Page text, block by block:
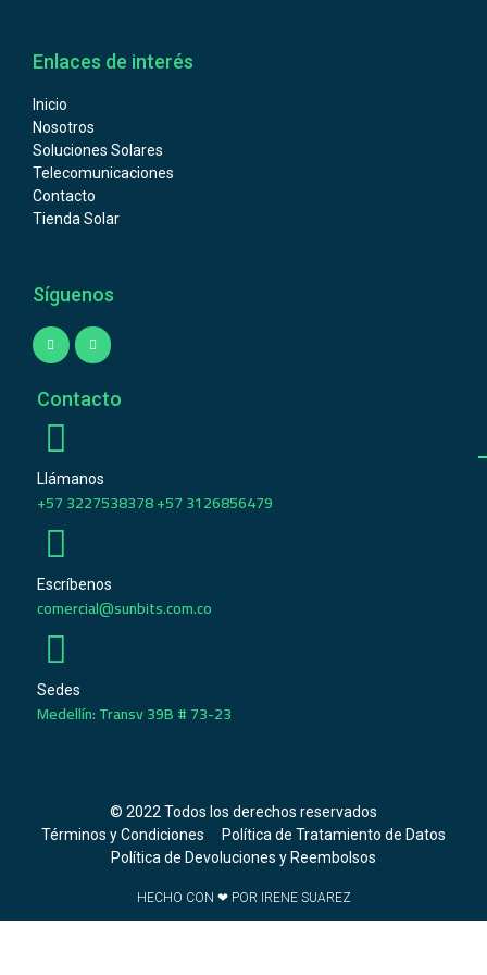
Enlaces de interés
Inicio
Nosotros
Soluciones Solares
Telecomunicaciones
Contacto
Tienda Solar
Síguenos
Contacto
Llámanos
+57 3227538378 +57 3126856479
Escríbenos
comercial@sunbits.com.co
Sedes
Medellín: Transv 39B # 73-23
© 2022 Todos los derechos reservados
Términos y Condiciones
Política de Tratamiento de Datos
Política de Devoluciones y Reembolsos
HECHO CON ❤ POR IRENE SUAREZ